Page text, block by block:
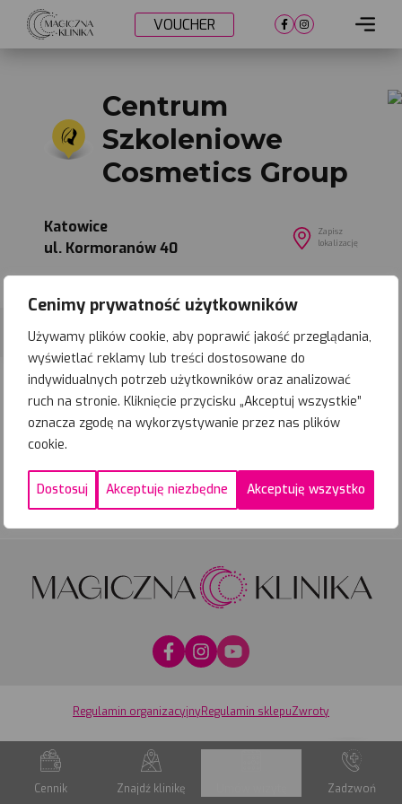
Cenimy prywatność użytkowników
Używamy plików cookie, aby poprawić jakość przeglądania,
wyświetlać reklamy lub treści dostosowane do
indywidualnych potrzeb użytkowników oraz analizować
ruch na stronie. Kliknięcie przycisku „Akceptuj wszystkie”
oznacza zgodę na wykorzystywanie przez nas plików
cookie.
Dostosuj Akceptuję niezbędne Akceptuję wszystko
VOUCHER
Lokalizacje
Metamorfozy
Nasi lekarze
Cennik Znajdź klinikę Zadzwoń
Centrum
Szkoleniowe
Cosmetics Group
Katowice
ul. Kormoranów 40
Zapisz
lokalizację
%
Najbliższe
terminy
PROMOCYJNE
Zapisz się
25-08-2026
Zapisz się
Zadzwoń Umów wizytę
Regulamin organizacyjnyRegulamin sklepuZwroty